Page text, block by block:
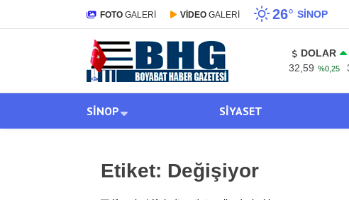
FOTO GALERİ VİDEO GALERİ 26° SINOP
DOLAR
32,59 %0,25
SINOP SIYASET
Etiket: Değişiyor